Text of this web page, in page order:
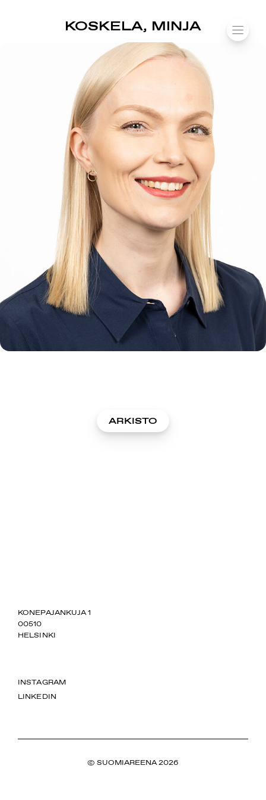
KOSKELA, MINJA
ARKISTO
SUOMIAREENA
KONEPAJANKUJA 1
00510
HELSINKI
INSTAGRAM
LINKEDIN
© SUOMIAREENA 2026